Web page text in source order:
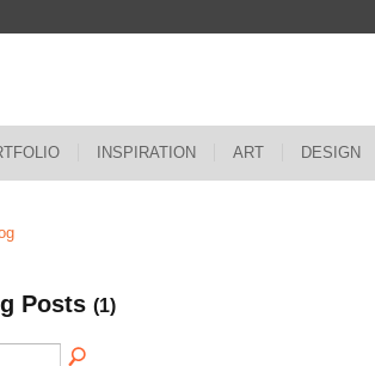
INSPIRATION ART DESIGN
Posts (1)